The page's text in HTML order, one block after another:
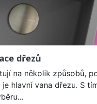
dřezů
na několik způsobů,
je hlavní vana dřezu. S